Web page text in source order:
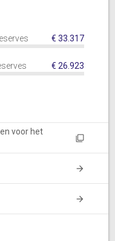
€ 33.317
€ 26.923
voor het